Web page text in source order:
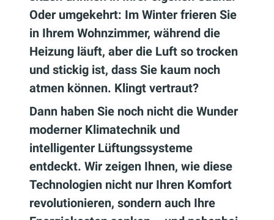
Oder umgekehrt: Im Winter frieren Sie
in Ihrem Wohnzimmer, während die
Heizung läuft, aber die Luft so trocken
und stickig ist, dass Sie kaum noch
atmen können. Klingt vertraut?
Dann haben Sie noch nicht die Wunder
moderner Klimatechnik und
intelligenter Lüftungssysteme
entdeckt. Wir zeigen Ihnen, wie diese
Technologien nicht nur Ihren Komfort
revolutionieren, sondern auch Ihre